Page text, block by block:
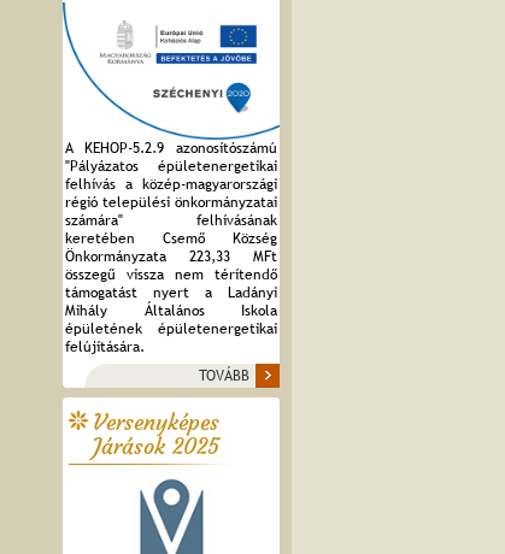
A KEHOP-5.2.9 azonosítószámú
"Pályázatos épületenergetikai
felhívás a közép-magyarországi
régió települési önkormányzatai
számára" felhívásának
keretében Csemő Község
Önkormányzata 223,33 MFt
összegű vissza nem térítendő
támogatást nyert a Ladányi
Mihály Általános Iskola
épületének épületenergetikai
felújítására.
TOVÁBB
Versenyképes
Járások 2025